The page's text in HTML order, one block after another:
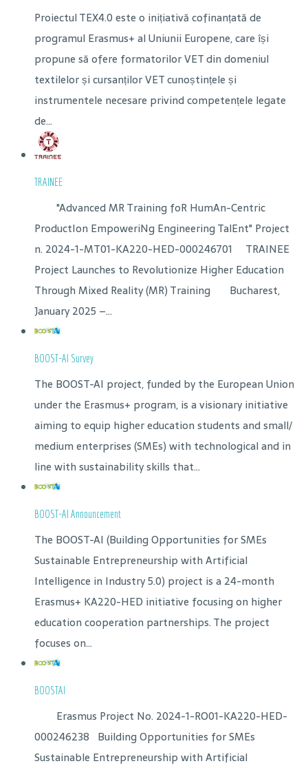
Proiectul TEX4.0 este o inițiativă cofinanțată de
programul Erasmus+ al Uniunii Europene, care își
propune să ofere formatorilor VET din domeniul
textilelor și cursanților VET cunoștințele și
instrumentele necesare privind competențele legate
de...
TRAINEE
"Advanced MR Training foR HumAn-Centric
ProductIon EmpoweriNg Engineering TalEnt" Project
n. 2024-1-MT01-KA220-HED-000246701 TRAINEE
Project Launches to Revolutionize Higher Education
Through Mixed Reality (MR) Training Bucharest,
January 2025 –...
BOOST-AI Survey
The BOOST-AI project, funded by the European Union
under the Erasmus+ program, is a visionary initiative
aiming to equip higher education students and small/
medium enterprises (SMEs) with technological and in
line with sustainability skills that...
BOOST-AI Announcement
The BOOST-AI (Building Opportunities for SMEs
Sustainable Entrepreneurship with Artificial
Intelligence in Industry 5.0) project is a 24-month
Erasmus+ KA220-HED initiative focusing on higher
education cooperation partnerships. The project
focuses on...
BOOSTAI
Erasmus Project No. 2024-1-RO01-KA220-HED-
000246238 Building Opportunities for SMEs
Sustainable Entrepreneurship with Artificial